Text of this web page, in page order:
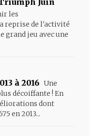
Juin
les
reprise de l'activité
grand jeu avec une
à 2016 Une
décoiffante ! En
dont
en 2013...